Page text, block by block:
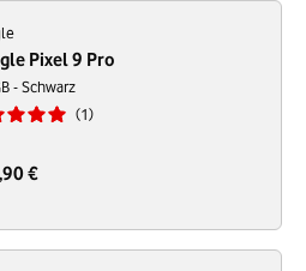
Pixel 9 Pro
- Schwarz
1
€